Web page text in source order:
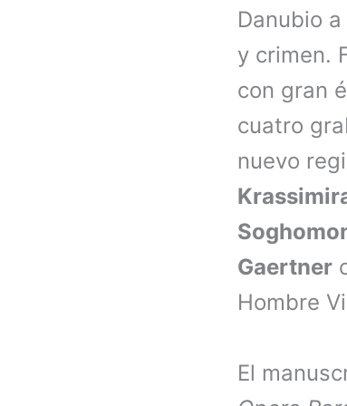
Danubio
y crimen.
con gran
cuatro
nuevo
Gaertner
Hombre
El